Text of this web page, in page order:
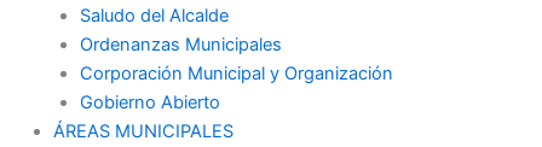
Saludo del Alcalde
Ordenanzas Municipales
Corporación Municipal y Organización
Gobierno Abierto
ÁREAS MUNICIPALES